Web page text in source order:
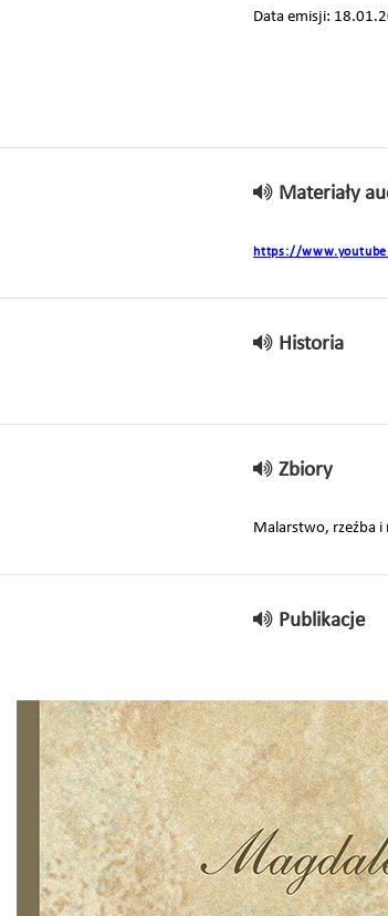
Data emisji:
Materiały
https://
Historia
Zbiory
Malarstwo, rzeźba i
Publikacje